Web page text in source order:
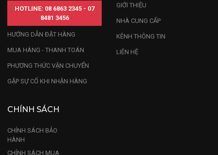
được giải đáp quý khách liên hệ Gỗ Đỉnh để
được tận tình tư vấn.
Xem thêm:Tượng Voi
HOTLINE: 08 6863 2345 - 07
8481 3456
HƯỚNG DẪN ĐẶT HÀNG
MUA HÀNG - THANH TOÁN
PHƯƠNG THỨC VẬN CHUYỂN
GẶP SỰ CỐ KHI NHẬN HÀNG
GIỚI THIỆU
NHÀ CUNG CẤP
KÊNH THÔNG TIN
LIÊN HỆ
CHÍNH SÁCH
CHÍNH SÁCH BẢO
HÀNH
CHÍNH SÁCH MUA